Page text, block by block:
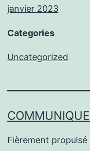
janvier 2023
Categories
Uncategorized
Fièrement propulsé